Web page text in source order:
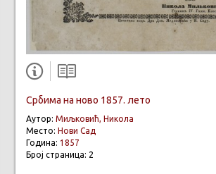
Србима на ново 1857. лето
Аутор: Миљковић, Никола
Место: Нови Сад
Година: 1857
Број страница: 2